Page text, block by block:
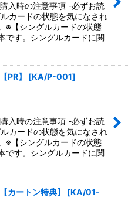
入時の注意事項 -必ずお読
カードの状態を気になされ
※【シングルカードの状態
です。シングルカードに関
PR】 [KA/P-001]
入時の注意事項 -必ずお読
カードの状態を気になされ
※【シングルカードの状態
です。シングルカードに関
カートン特典】 [KA/01-